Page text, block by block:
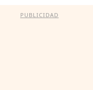
PUBLICIDAD